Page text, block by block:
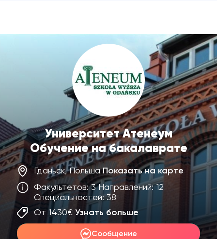
Университет Атенеум
Обучение на бакалаврате
Гданьск, ПольшаПоказать на карте
Факультетов: 3 Направлений: 12
Специальностей: 38
От 1430€ Узнать больше
Сообщение